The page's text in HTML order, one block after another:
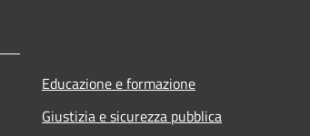
Educazione e formazione
Giustizia e sicurezza pubblica